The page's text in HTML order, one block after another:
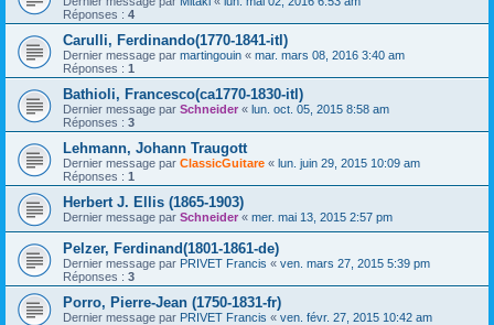
Réponses : 4
Carulli, Ferdinando(1770-1841-itl)
Dernier message par martingouin « mar. mars 08, 2016 3:40 am
Réponses : 1
Bathioli, Francesco(ca1770-1830-itl)
Dernier message par Schneider « lun. oct. 05, 2015 8:58 am
Réponses : 3
Lehmann, Johann Traugott
Dernier message par ClassicGuitare « lun. juin 29, 2015 10:09 am
Réponses : 1
Herbert J. Ellis (1865-1903)
Dernier message par Schneider « mer. mai 13, 2015 2:57 pm
Pelzer, Ferdinand(1801-1861-de)
Dernier message par PRIVET Francis « ven. mars 27, 2015 5:39 pm
Réponses : 3
Porro, Pierre-Jean (1750-1831-fr)
Dernier message par PRIVET Francis « ven. févr. 27, 2015 10:42 am